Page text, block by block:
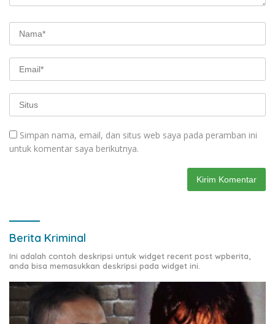
Simpan nama, email, dan situs web saya pada peramban ini
untuk komentar saya berikutnya.
Berita Kriminal
Ini adalah contoh deskripsi untuk widget recent post wpberita,
anda bisa memasukkan deskripsi pada widget ini.